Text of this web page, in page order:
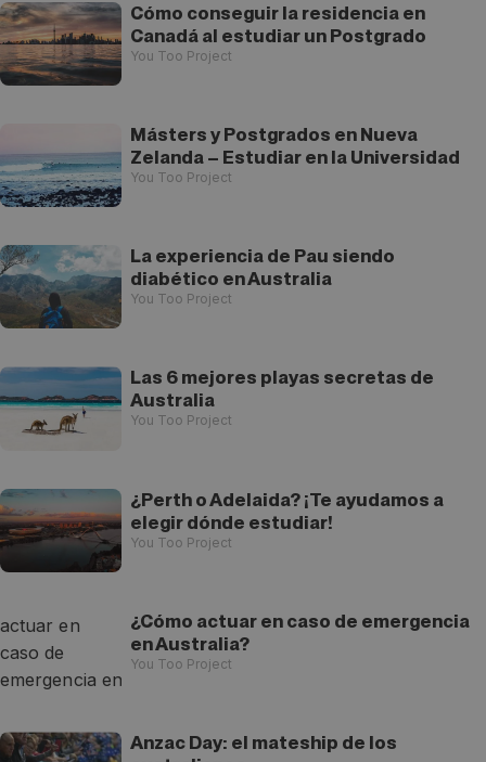
Cómo conseguir la residencia en
Canadá al estudiar un Postgrado
You Too Project
Másters y Postgrados en Nueva
Zelanda – Estudiar en la Universidad
You Too Project
La experiencia de Pau siendo
diabético en Australia
You Too Project
Las 6 mejores playas secretas de
Australia
You Too Project
¿Perth o Adelaida? ¡Te ayudamos a
elegir dónde estudiar!
You Too Project
¿Cómo actuar en caso de emergencia
en Australia?
You Too Project
Anzac Day: el mateship de los